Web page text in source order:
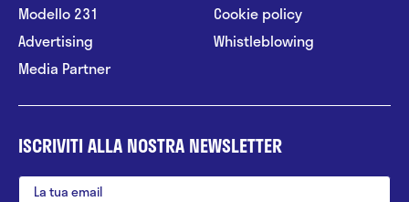
Modello 231
Advertising
Media Partner
Cookie policy
Whistleblowing
ISCRIVITI ALLA NOSTRA NEWSLETTER